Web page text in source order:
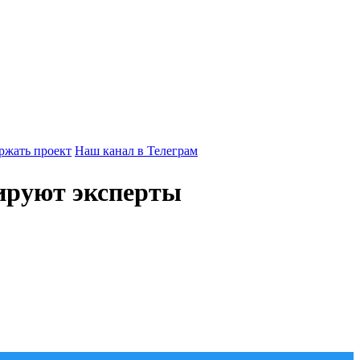
проект Наш канал в Телеграм
эксперты